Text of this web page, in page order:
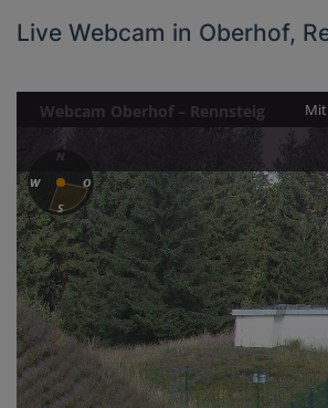
Live Webcam in Oberhof,